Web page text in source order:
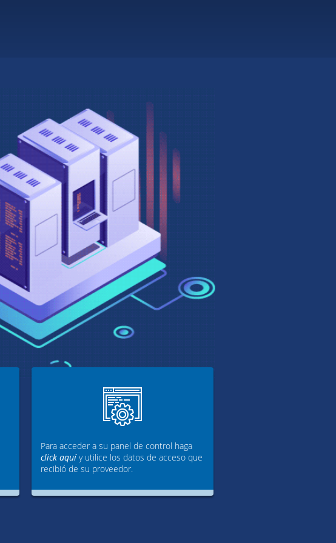
Para acceder a su panel de control haga
click aquíy utilice los datos de acceso que
recibió de su proveedor.